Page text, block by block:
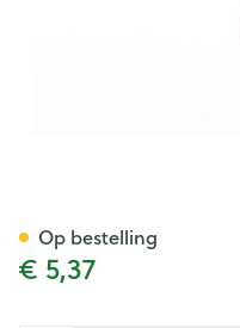
€ 5,37
Op bestelling